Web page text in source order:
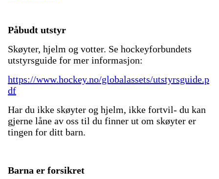
Påbudt utstyr
Skøyter, hjelm og votter. Se hockeyforbundets
utstyrsguide for mer informasjon:
https://www.hockey.no/globalassets/utstyrsguide.p
df
Har du ikke skøyter og hjelm, ikke fortvil- du kan
gjerne låne av oss til du finner ut om skøyter er
tingen for ditt barn.
Barna er forsikret